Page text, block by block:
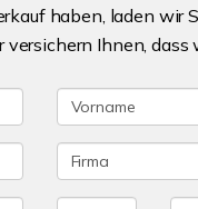
haben, laden wir
Ihnen,